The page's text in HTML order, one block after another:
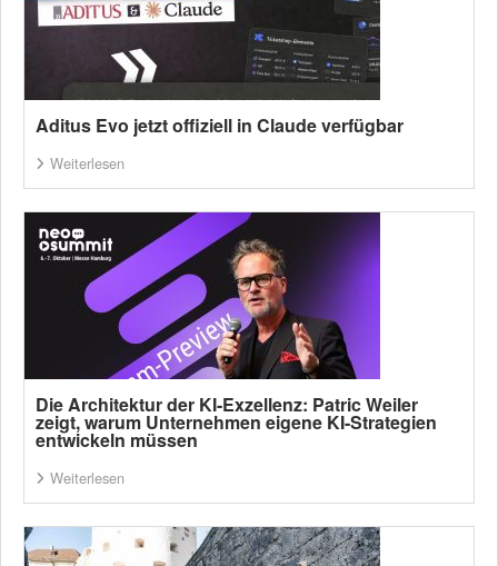
Aditus Evo jetzt offiziell in Claude verfügbar
Weiterlesen
Die Architektur der KI-Exzellenz: Patric Weiler
zeigt, warum Unternehmen eigene KI-Strategien
entwickeln müssen
Weiterlesen